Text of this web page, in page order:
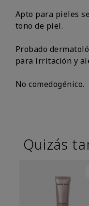
Apto para pieles
tono de piel.
Probado
para irritación y
No comedogénico.
Quizás